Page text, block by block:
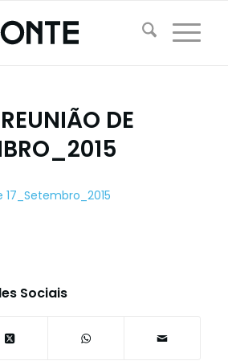
DE
Sociais